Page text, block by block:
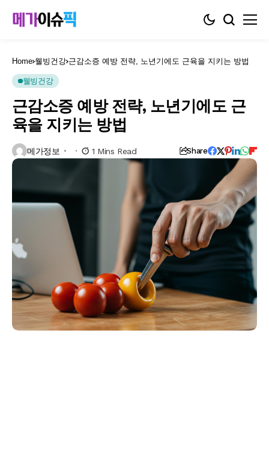
Home 웰빙건강 근감소증 예방 전략, 노년기에도 근육을 지키는 방법
웰빙건강
근감소증 예방 전략, 노년기에도 근
육을 지키는 방법
메가정보 1 Mins Read Share